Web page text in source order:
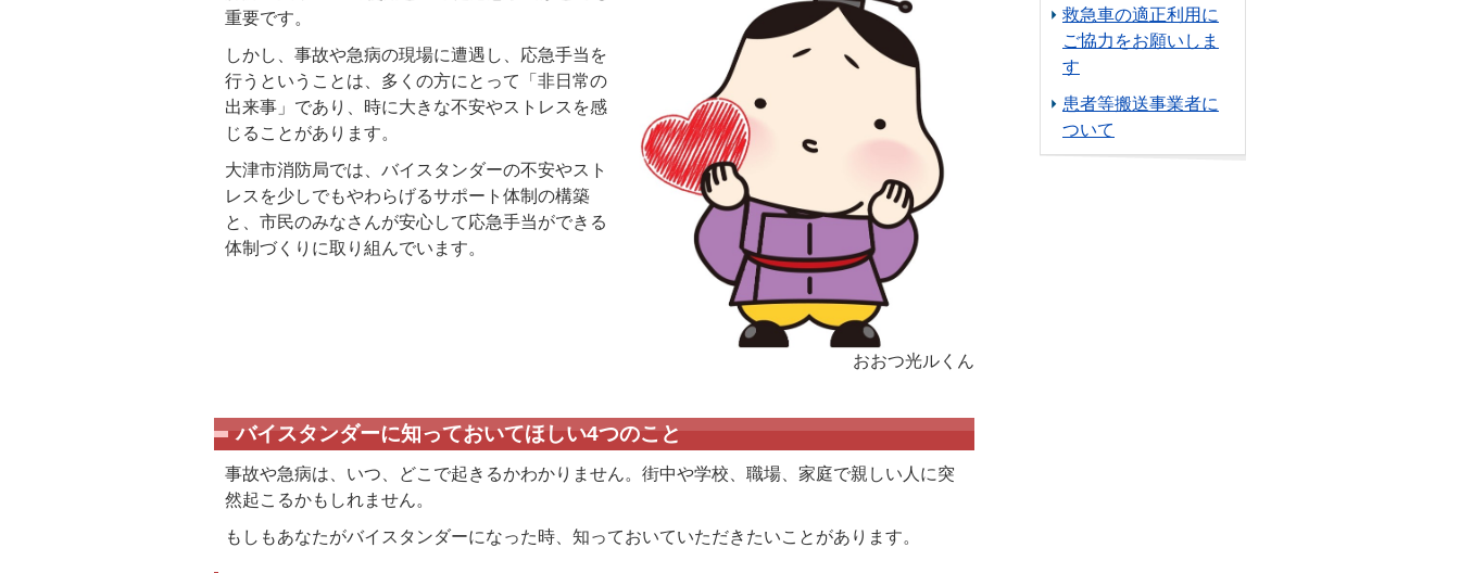
おおつ光ルくん
重要です。
しかし、事故や急病の現場に遭遇し、応急手当を
行うということは、多くの方にとって「非日常の
出来事」であり、時に大きな不安やストレスを感
じることがあります。
大津市消防局では、バイスタンダーの不安やスト
レスを少しでもやわらげるサポート体制の構築
と、市民のみなさんが安心して応急手当ができる
体制づくりに取り組んでいます。
バイスタンダーに知っておいてほしい4つのこと
事故や急病は、いつ、どこで起きるかわかりません。街中や学校、職場、家庭で親しい人に突
然起こるかもしれません。
もしもあなたがバイスタンダーになった時、知っておいていただきたいことがあります。
救急車の適正利用に
ご協力をお願いしま
す
患者等搬送事業者に
ついて